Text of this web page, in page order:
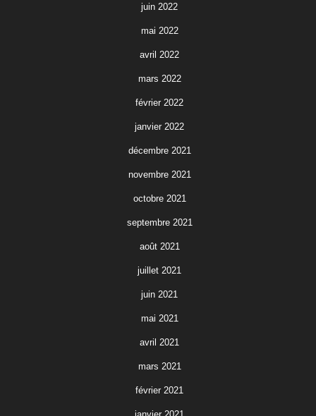
juin 2022
mai 2022
avril 2022
mars 2022
février 2022
janvier 2022
décembre 2021
novembre 2021
octobre 2021
septembre 2021
août 2021
juillet 2021
juin 2021
mai 2021
avril 2021
mars 2021
février 2021